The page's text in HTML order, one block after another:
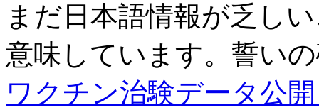
まだ日本語情報が乏し
意味しています。誓い
ワクチン治験データ公